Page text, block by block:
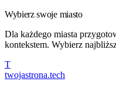
Wybierz swoje miasto
Dla każdego miasta
kontekstem. Wybierz
T
twojastrona.tech